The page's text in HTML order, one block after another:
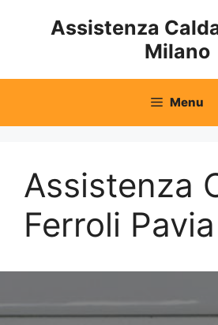
Assistenza
Milano
Menu
Assistenza
Ferroli Pavia